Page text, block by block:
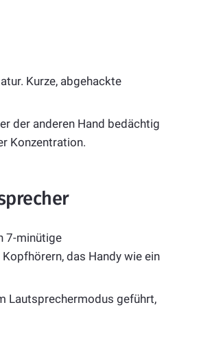
Kurze, abgehackte
der anderen Hand bedächtig
Konzentration.
7-minütige
das Handy wie ein
Lautsprechermodus geführt,